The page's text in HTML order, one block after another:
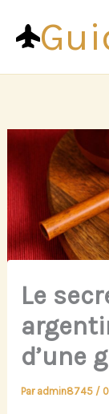
contenu
Le
d’une
Par admin8745 /